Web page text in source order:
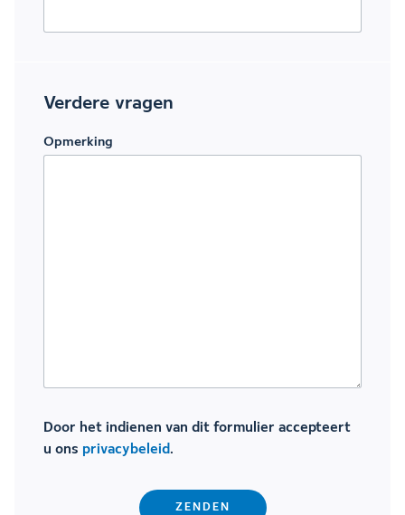
Verdere vragen
Opmerking
Door het indienen van dit formulier accepteert
u ons privacybeleid.